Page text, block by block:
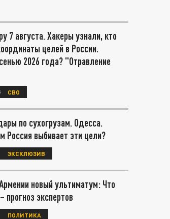
7 августа. Хакеры узнали, кто
целей в России.
2026 года? "Отравление
СВО
по сухогрузам. Одесса.
Россия выбивает эти цели?
ЭКСКЛЮЗИВ
новый ультиматум: Что
экспертов
ПОЛИТИКА